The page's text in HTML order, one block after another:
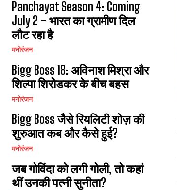
Panchayat Season 4: Coming
July 2 – भारत का ग्रामीण दिल
लौट रहा है
मनोरंजन
Bigg Boss 18: अविनाश मिश्रा और
शिल्पा शिरोडकर के बीच बहस
मनोरंजन
Bigg Boss जैसे रियलिटी शोज़ की
शुरुआत कब और कैसे हुई?
मनोरंजन
जब गोविंदा को लगी गोली, तो कहां
थीं उनकी पत्नी सुनीता?